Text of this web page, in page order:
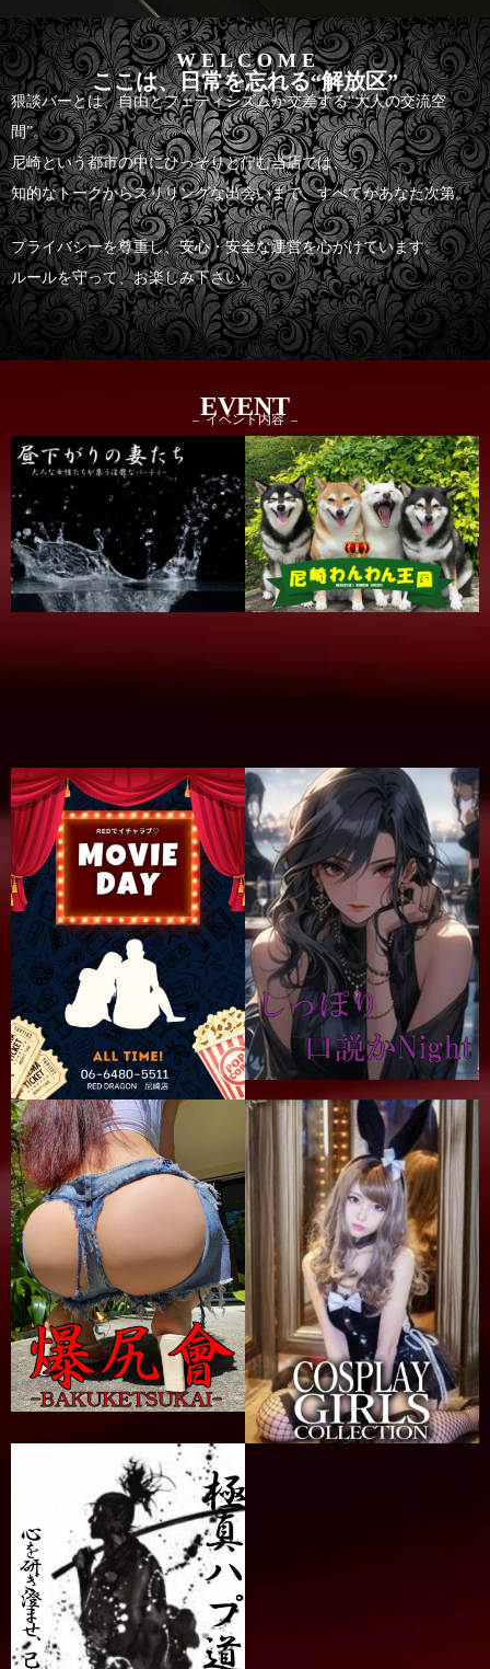
W E L C O M E
ここは、日常を忘れる“解放区”
猥談バーとは、自由とフェティシズムが交差する“大人の交流空
間”。
尼崎という都市の中にひっそりと佇む当店では、
知的なトークからスリリングな出会いまで、すべてがあなた次第。
プライバシーを尊重し、安心・安全な運営を心がけています。
ルールを守って、お楽しみ下さい。
EVENT
– イベント内容 –